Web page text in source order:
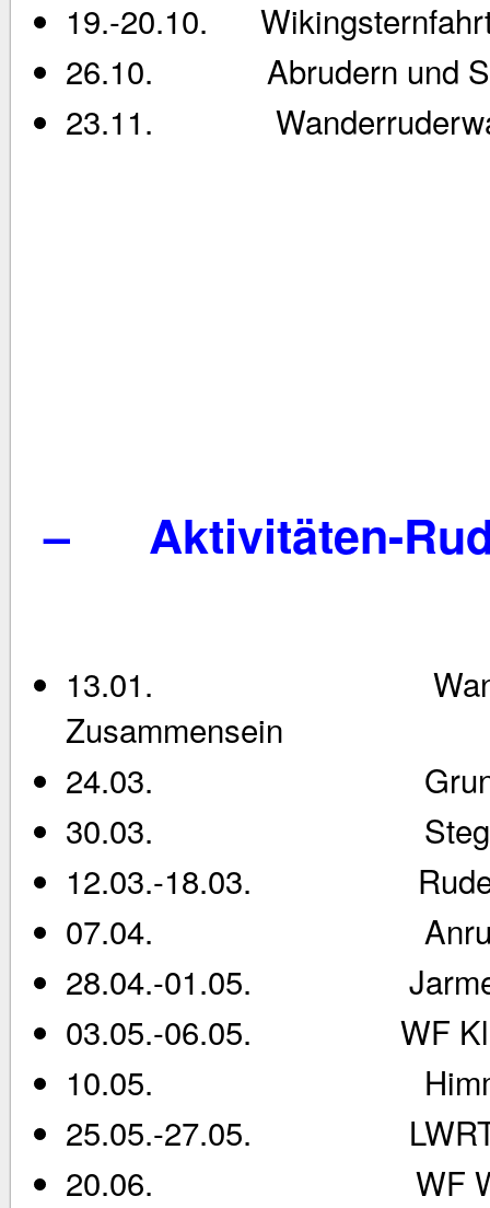
19.-20.10.
26.10. Abrudern und
23.11.
– Aktivitäten-
13.01. Wanderung
Zusammensein
24.03.
30.03.
12.03.-18.03. Rudern
07.04.
28.04.-01.05.
03.05.-06.05. WF
10.05. Himmelfahrt
25.05.-27.05. LWRT
20.06. WF